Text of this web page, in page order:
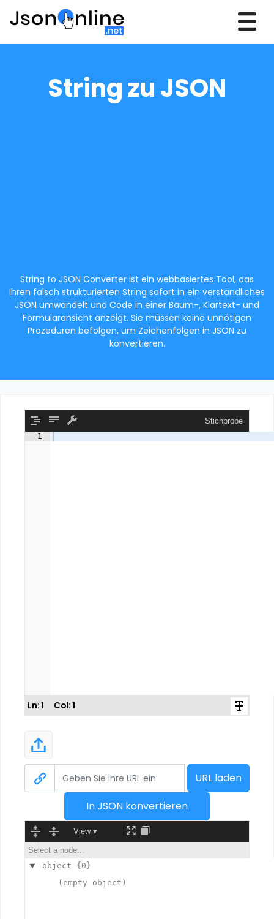
String zu JSON
String to JSON Converter ist ein webbasiertes Tool, das
Ihren falsch strukturierten String sofort in ein verständliches
JSON umwandelt und Code in einer Baum-, Klartext- und
Formularansicht anzeigt. Sie müssen keine unnötigen
Prozeduren befolgen, um Zeichenfolgen in JSON zu
konvertieren.
Stichprobe
1
Ln:1 Col:1
URL laden
In JSON konvertieren
View ▾
Select a node...
object
{0}
(empty object)